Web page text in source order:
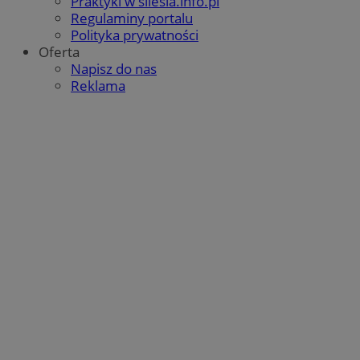
Regulaminy portalu
Polityka prywatności
Oferta
Napisz do nas
Reklama